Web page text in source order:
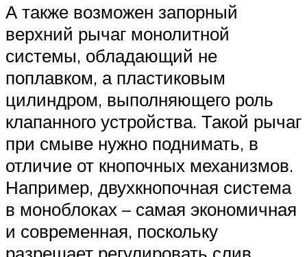
А также возможен запорный
верхний рычаг монолитной
системы, обладающий не
поплавком, а пластиковым
цилиндром, выполняющего роль
клапанного устройства. Такой рычаг
при смыве нужно поднимать, в
отличие от кнопочных механизмов.
Например, двухкнопочная система
в моноблоках – самая экономичная
и современная, поскольку